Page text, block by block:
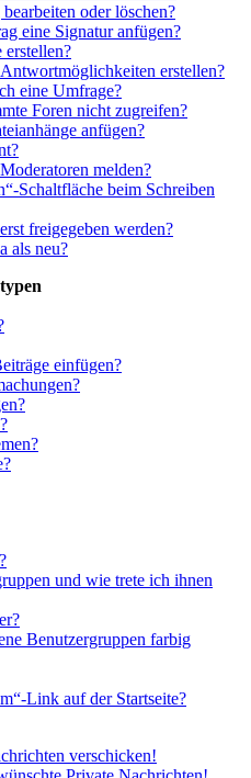
oder löschen?
eine Signatur anfügen?
erstellen?
eine Umfrage?
Foren nicht zugreifen?
anfügen?
melden?
Schaltfläche beim Schreiben
freigegeben werden?
als neu?
einfügen?
und wie trete ich ihnen
Benutzergruppen farbig
Link auf der Startseite?
verschicken!